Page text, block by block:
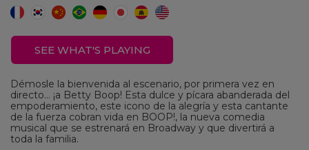
SEE WHAT'S PLAYING
Démosle la bienvenida al escenario, por primera vez en
directo… ¡a Betty Boop! Esta dulce y pícara abanderada del
empoderamiento, este icono de la alegría y esta cantante
de la fuerza cobran vida en BOOP!, la nueva comedia
musical que se estrenará en Broadway y que divertirá a
toda la familia.